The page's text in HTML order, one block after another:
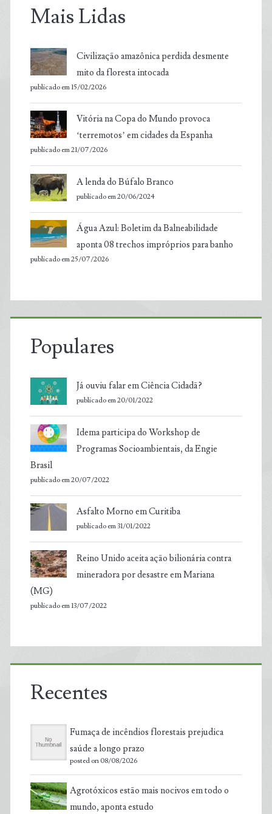
Mais Lidas
Civilização amazônica perdida desmente
mito da floresta intocada
publicado em 15/02/2026
Vitória na Copa do Mundo provoca
‘terremotos’ em cidades da Espanha
publicado em 21/07/2026
A lenda do Búfalo Branco
publicado em 20/06/2024
Água Azul: Boletim da Balneabilidade
aponta 08 trechos impróprios para banho
publicado em 25/07/2026
Populares
Já ouviu falar em Ciência Cidadã?
publicado em 20/01/2022
Idema participa do Workshop de
Programas Socioambientais, da Engie
Brasil
publicado em 20/07/2022
Asfalto Morno em Curitiba
publicado em 31/01/2022
Reino Unido aceita ação bilionária contra
mineradora por desastre em Mariana
(MG)
publicado em 13/07/2022
Recentes
Fumaça de incêndios florestais prejudica
saúde a longo prazo
posted on 08/08/2026
Agrotóxicos estão mais nocivos em todo o
mundo, aponta estudo